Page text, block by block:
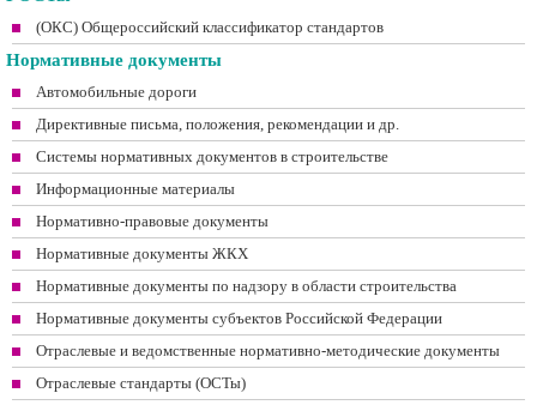
(ОКС) Общероссийский классификатор стандартов
Нормативные документы
Автомобильные дороги
Директивные письма, положения, рекомендации и др.
Системы нормативных документов в строительстве
Информационные материалы
Нормативно-правовые документы
Нормативные документы ЖКХ
Нормативные документы по надзору в области строительства
Нормативные документы субъектов Российской Федерации
Отраслевые и ведомственные нормативно-методические документы
Отраслевые стандарты (ОСТы)